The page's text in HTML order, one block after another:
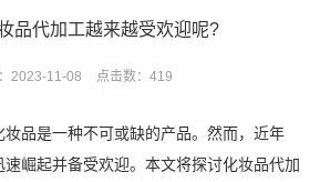
品代加工越来越受欢迎呢?
2023-11-08 点击数： 419
品是一种不可或缺的产品。然而，近年
崛起并备受欢迎。本文将探讨化妆品代加